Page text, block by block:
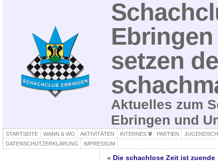
setzen
Aktuelles zum
Ebringen und
STARTSEITE WANN & WO AKTIVITÄTEN INTERNES PARTIEN
DATENSCHUTZERKLÄRUNG
IMPRESSUM
« Die schachlose Zeit ist zuende